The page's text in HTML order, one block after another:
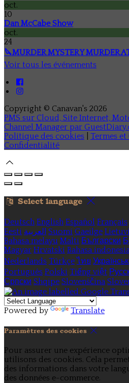
oct.
10
Dan McCabe Show
oct.
24
🔪MURDER MYSTERY MURDER
Voir tous les événements
Copyright © Canavan's 2026
PMS sur Cloud, Site Internet,
Channel Manager par
Politique des cookies
Termes
Confidentialité
Select language
Deutsch English Español Français
Eesti العربية Suomi Gaeilge
Bahasa melayu Malti Български
Magyar Hrvatski Bahasa indonesia
Nederlands Türkçe ไทย
Português Polski Tiếng việt
Српски Shqipe Slovenščina
Powered by Translate
Paramètres des cookies
Pour assurer une expérience
utilisons des cookies. Cela
des informations dans votre
des données e-commerce.